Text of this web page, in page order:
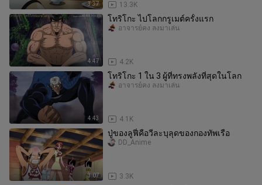
3:37 13.3K
4:47
โทริโกะ ไปโลกกรูเมต์ครั้งแรก
4.2K
อาจารย์คง ลงมาเล่น
4:43
โทริโกะ 1 ใน 3 ผู้ที่ทรงพลังที่สุดในโลก
4.1K
อาจารย์คง ลงมาเล่น
3:07
ปู่ของลูฟี่คือวีละบุลุดของกองทัพเรือ
3.3K
DD_Anime